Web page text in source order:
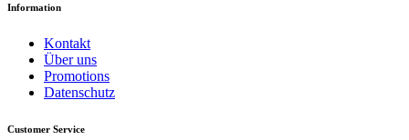
Information
Kontakt
Über uns
Promotions
Datenschutz
Customer Service